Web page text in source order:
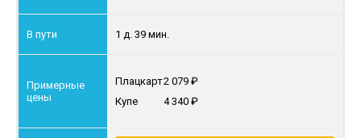
1 д. 39 мин.
Плацкарт2 079
Купе
4 340